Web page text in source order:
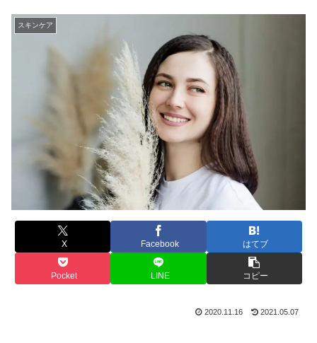
スキンケア
X Facebook はてブ
Pocket LINE コピー
2020.11.16 2021.05.07